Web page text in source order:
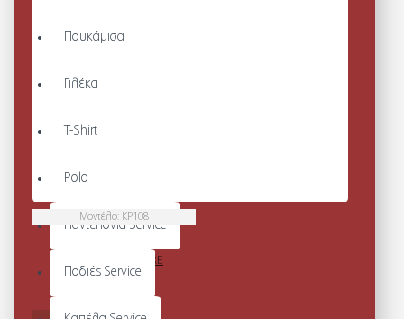
Πουκάμισα
Γιλέκα
T-Shirt
Polo
Παντελόνια Service
Ποδιές Service
Μοντέλο: KP108
BUCKLE CLOSURE